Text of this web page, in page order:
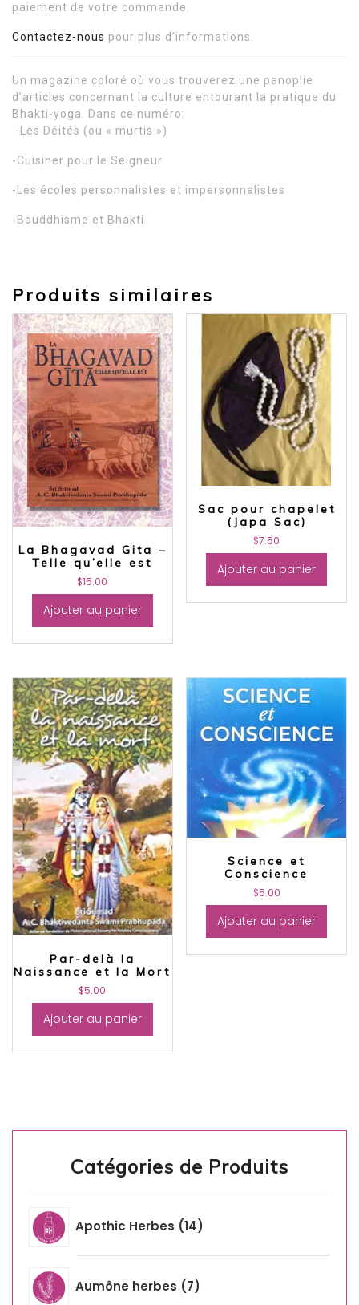
paiement de votre commande.
Contactez-nous pour plus d’informations.
Un magazine coloré où vous trouverez une panoplie
d’articles concernant la culture entourant la pratique du
Bhakti-yoga. Dans ce numéro:
-Les Déités (ou « murtis »)
-Cuisiner pour le Seigneur
-Les écoles personnalistes et impersonnalistes
-Bouddhisme et Bhakti
Produits similaires
La Bhagavad Gita –
Telle qu’elle est
$15.00
Ajouter au panier
Sac pour chapelet
(Japa Sac)
$7.50
Ajouter au panier
Par-delà la
Naissance et la Mort
$5.00
Ajouter au panier
Science et
Conscience
$5.00
Ajouter au panier
Catégories de Produits
Apothic Herbes 14
Aumône herbes 7